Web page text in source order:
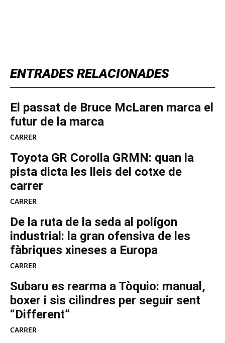
ENTRADES RELACIONADES
El passat de Bruce McLaren marca el
futur de la marca
CARRER
Toyota GR Corolla GRMN: quan la
pista dicta les lleis del cotxe de
carrer
CARRER
De la ruta de la seda al polígon
industrial: la gran ofensiva de les
fàbriques xineses a Europa
CARRER
Subaru es rearma a Tòquio: manual,
boxer i sis cilindres per seguir sent
“Different”
CARRER